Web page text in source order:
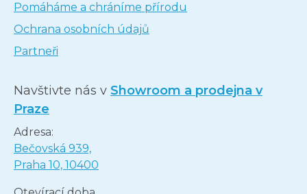
Pomáháme a chráníme přírodu
Ochrana osobních údajů
Partneři
Navštivte nás v Showroom a prodejna v
Praze
Adresa:
Bečovská 939,
Praha 10, 10400